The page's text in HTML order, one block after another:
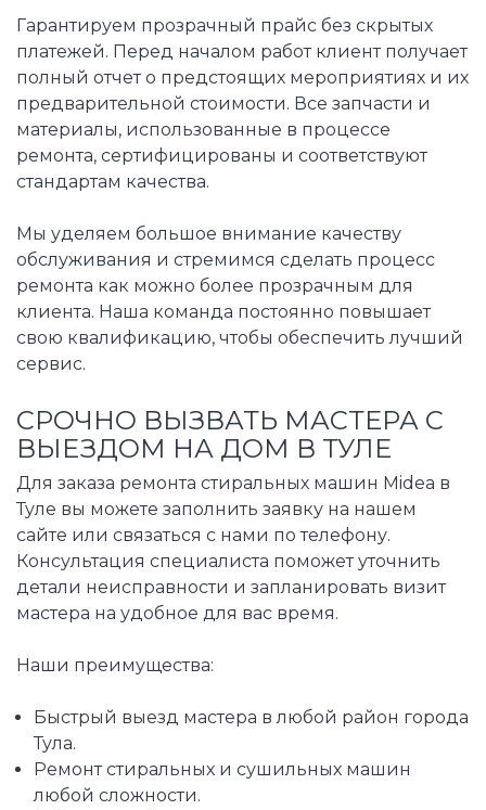
Гарантируем прозрачный прайс без скрытых
платежей. Перед началом работ клиент получает
полный отчет о предстоящих мероприятиях и их
предварительной стоимости. Все запчасти и
материалы, использованные в процессе
ремонта, сертифицированы и соответствуют
стандартам качества.
Мы уделяем большое внимание качеству
обслуживания и стремимся сделать процесс
ремонта как можно более прозрачным для
клиента. Наша команда постоянно повышает
свою квалификацию, чтобы обеспечить лучший
сервис.
СРОЧНО ВЫЗВАТЬ МАСТЕРА С
ВЫЕЗДОМ НА ДОМ В ТУЛЕ
Для заказа ремонта стиральных машин Midea в
Туле вы можете заполнить заявку на нашем
сайте или связаться с нами по телефону.
Консультация специалиста поможет уточнить
детали неисправности и запланировать визит
мастера на удобное для вас время.
Наши преимущества:
Быстрый выезд мастера в любой район города
Тула.
Ремонт стиральных и сушильных машин
любой сложности.